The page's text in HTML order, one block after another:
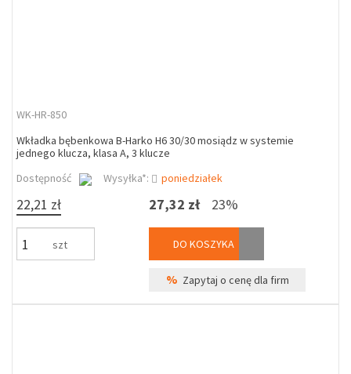
WK-HR-850
Wkładka bębenkowa B-Harko H6 30/30 mosiądz w systemie
jednego klucza, klasa A, 3 klucze
Dostępność
Wysyłka*: poniedziałek
22,21 zł
szt
27,32 zł 23%
DO KOSZYKA
% Zapytaj o cenę dla firm